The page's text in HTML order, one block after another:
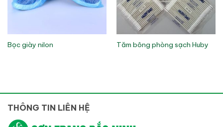
Bọc giày nilon Tăm bông phòng sạch Huby
THÔNG TIN LIÊN HỆ